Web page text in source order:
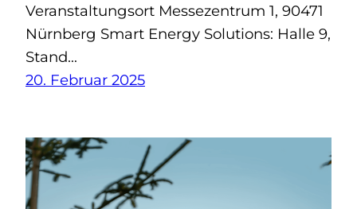
Veranstaltungsort Messezentrum 1, 90471
Nürnberg Smart Energy Solutions: Halle 9,
Stand…
20. Februar 2025